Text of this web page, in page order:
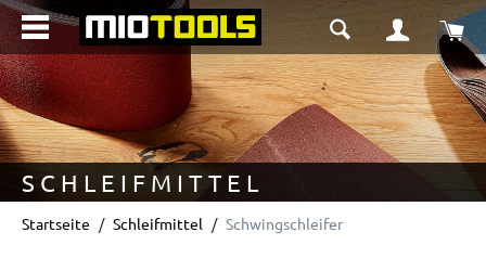
springen
SCHLEIFMITTEL
Startseite Schleifmittel Schwingschleifer